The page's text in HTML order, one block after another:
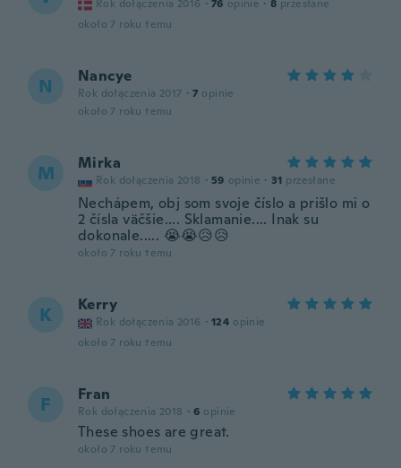
Rok dołączenia 2016 · 76 opinie · 8 przesłane
około 7 roku temu
N Nancye
Rok dołączenia 2017 · 7 opinie
około 7 roku temu
M Mirka
Rok dołączenia 2018 · 59 opinie · 31 przesłane
Nechápem, obj som svoje číslo a prišlo mi o
2 čísla väčšie.... Sklamanie.... Inak su
dokonale..... 😭😭😥😥
około 7 roku temu
K Kerry
Rok dołączenia 2016 · 124 opinie
około 7 roku temu
F Fran
Rok dołączenia 2018 · 6 opinie
These shoes are great.
około 7 roku temu